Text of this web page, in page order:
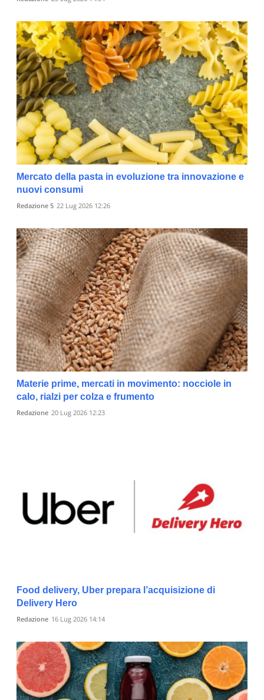
Mercato della pasta in evoluzione tra innovazione e
nuovi consumi
Redazione 5 22 Lug 2026 12:26
Materie prime, mercati in movimento: nocciole in
calo, rialzi per colza e frumento
Redazione 20 Lug 2026 12:23
Food delivery, Uber prepara l’acquisizione di
Delivery Hero
Redazione 16 Lug 2026 14:14